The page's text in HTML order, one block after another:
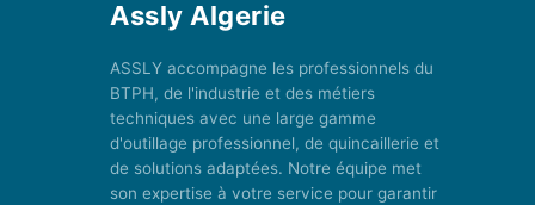
Assly Algerie
ASSLY accompagne les professionnels du
BTPH, de l'industrie et des métiers
techniques avec une large gamme
d'outillage professionnel, de quincaillerie et
de solutions adaptées. Notre équipe met
son expertise à votre service pour garantir